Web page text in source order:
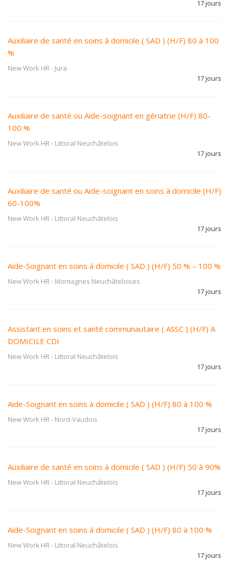
17 jours
Auxiliaire de santé en soins à domicile ( SAD ) (H/F) 80 à 100
%
New Work HR- Jura
17 jours
Auxiliaire de santé ou Aide-soignant en gériatrie (H/F) 80-
100 %
New Work HR- Littoral Neuchâtelois
17 jours
Auxiliaire de santé ou Aide-soignant en soins à domicile (H/F)
60-100%
New Work HR- Littoral Neuchâtelois
17 jours
Aide-Soignant en soins à domicile ( SAD ) (H/F) 50 % – 100 %
New Work HR- Montagnes Neuchâteloises
17 jours
Assistant en soins et santé communautaire ( ASSC ) (H/F) A
DOMICILE CDI
New Work HR- Littoral Neuchâtelois
17 jours
Aide-Soignant en soins à domicile ( SAD ) (H/F) 80 à 100 %
New Work HR- Nord-Vaudois
17 jours
Auxiliaire de santé en soins à domicile ( SAD ) (H/F) 50 à 90%
New Work HR- Littoral Neuchâtelois
17 jours
Aide-Soignant en soins à domicile ( SAD ) (H/F) 80 à 100 %
New Work HR- Littoral Neuchâtelois
17 jours